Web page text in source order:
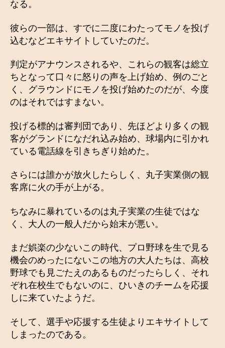
なる。
彼らの一部は、すでに二度にわたってモノを投げ
込むなどエキサイトしていたのだ。
判定がアナウンスされるや、これらの観客は総立
ちとなって口々に怒りの声を上げ始め、例のごと
く、グラウンドにモノを投げ始めたのだが、今度
のはそれではすまない。
投げる標的は審判団であり、先ほどより多くの観
客がグランドになだれ込み始め、球場内に引かれ
ている電話線を引きちぎり始めた。
さらには誰かが放火したらしく、丸子実業側の観
客席に火の手が上がる。
ちなみに暴れているのは丸子実業の生徒ではな
く、大人の一般人だから始末が悪い。
まだ娯楽の少ないこの時代、プロ野球を生で見る
機会のめったにないこの地方の大人たちは、高校
野球でも見ごたえのあるものだったらしく、それ
ぞれ在校生でもないのに、ひいきのチームを応援
しに来ていたようだ。
そして、選手や応援する生徒よりエキサイトして
しまったのである。